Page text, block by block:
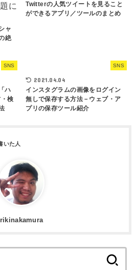
ャ
絶
Twitterの人気ツイートを見ること
ができるアプリ／ツールのまとめ
SNS
ハ
検
SNS
2021.04.04
インスタグラムの画像をログイン
無しで保存する方法－ウェブ・ア
プリの保存ツール紹介
rikinakamura